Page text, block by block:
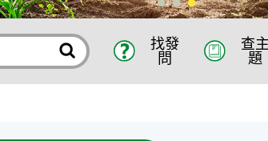
找發
問
查主
題